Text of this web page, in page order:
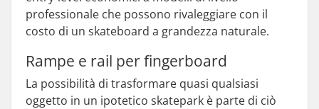
professionale che possono rivaleggiare con il
costo di un skateboard a grandezza naturale.
Rampe e rail per fingerboard
La possibilità di trasformare quasi qualsiasi
oggetto in un ipotetico skatepark è parte di ciò